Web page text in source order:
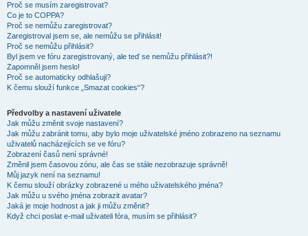
Proč se musím zaregistrovat?
Co je to COPPA?
Proč se nemůžu zaregistrovat?
Zaregistroval jsem se, ale nemůžu se přihlásit!
Proč se nemůžu přihlásit?
Byl jsem ve fóru zaregistrovaný, ale teď se nemůžu přihlásit?!
Zapomněl jsem heslo!
Proč se automaticky odhlašuji?
K čemu slouží funkce „Smazat cookies“?
Předvolby a nastavení uživatele
Jak můžu změnit svoje nastavení?
Jak můžu zabránit tomu, aby bylo moje uživatelské jméno zobrazeno na seznamu
uživatelů nacházejících se ve fóru?
Zobrazení časů není správné!
Změnil jsem časovou zónu, ale čas se stále nezobrazuje správně!
Můj jazyk není na seznamu!
K čemu slouží obrázky zobrazené u mého uživatelského jména?
Jak můžu u svého jména zobrazit avatar?
Jaká je moje hodnost a jak ji můžu změnit?
Když chci poslat e-mail uživateli fóra, musím se přihlásit?